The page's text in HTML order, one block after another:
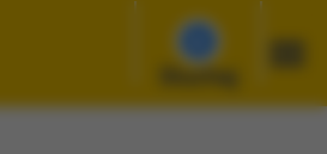
Słuchaj